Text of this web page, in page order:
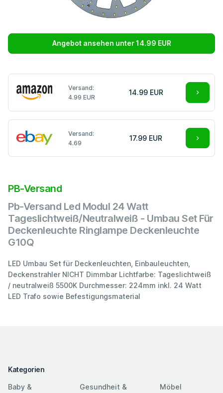
Angebot ansehen unter 14.99 EUR
Versand:
4.99 EUR
14.99 EUR
Versand:
4.69
17.99 EUR
PB-Versand
Pb-Versand Led Modul 24 Watt
Tageslichtweiß/Neutralweiß - Umbau Set Für
Deckenleuchte Ringlampe Deckenleuchte
G10Q
LED Umbau Set für Deckenleuchten, Einbauleuchten,
Deckenstrahler NICHT Dimmbar Lichtfarbe: Tageslichtweiß
/ neutralweiß 5500K Durchmesser: 224mm inkl. 24 Watt
LED Trafo sowie Befestigungsmaterial
Kategorien
Baby &
Gesundheit &
Möbel